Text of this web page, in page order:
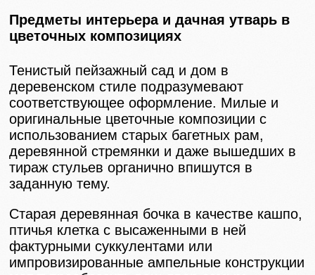
Предметы интерьера и дачная утварь в
цветочных композициях
Тенистый пейзажный сад и дом в
деревенском стиле подразумевают
соответствующее оформление. Милые и
оригинальные цветочные композиции с
использованием старых багетных рам,
деревянной стремянки и даже вышедших в
тираж стульев органично впишутся в
заданную тему.
Старая деревянная бочка в качестве кашпо,
птичья клетка с высаженными в ней
фактурными суккулентами или
импровизированные ампельные конструкции